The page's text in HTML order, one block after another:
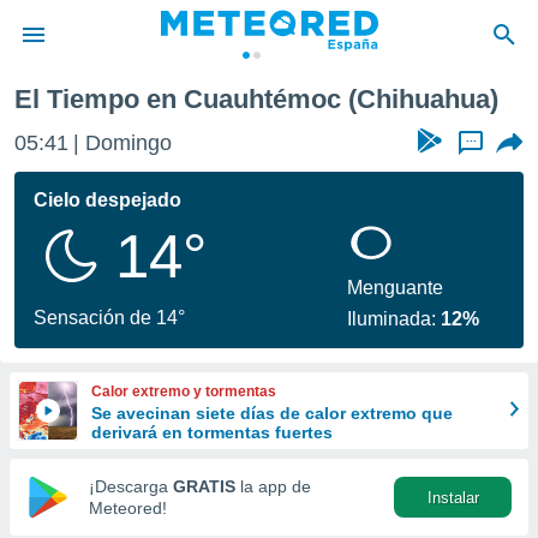
de
por
se
calidad.
a este
las
y
forma
digital
basada
El Tiempo en Cuauhtémoc (Chihuahua)
05:41 Domingo ...
Cielo despejado
14°
Sensación de 14°
Menguante
Iluminada: 12%
Calor extremo y tormentas
Se avecinan siete días de calor extremo que
derivará en tormentas fuertes
¡Descarga GRATIS la app de
Meteored!
Instalar